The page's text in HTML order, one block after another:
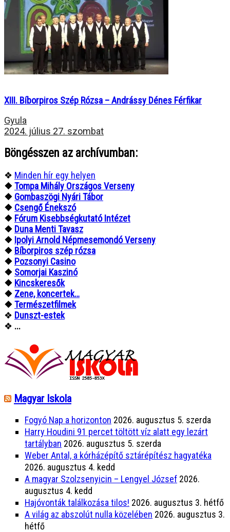
XIII. Bíborpiros Szép Rózsa – Andrássy Dénes Férfikar
Gyula
2024. július 27. szombat
Böngésszen az archívumban:
❖ Minden hír egy helyen
❖Tompa Mihály Országos Verseny
❖ Gombaszögi Nyári Tábor
❖ Csengő Énekszó
❖ Fórum Kisebbségkutató Intézet
❖ Duna Menti Tavasz
❖ Ipolyi Arnold Népmesemondó Verseny
❖ Bíborpiros szép rózsa
❖ Pozsonyi Casino
❖ Somorjai Kaszinó
❖ Kincskeresők
❖ Zene, koncertek…
❖Természetfilmek
❖ Dunszt-estek
❖ ...
Magyar Iskola
Fogyó Nap a horizonton 2026. augusztus 5. szerda
Harry Houdini 91 percet töltött víz alatt egy lezárt
tartályban 2026. augusztus 5. szerda
Weber Antal, a kórházépítő sztárépítész hagyatéka
2026. augusztus 4. kedd
A magyar Szolzsenyicin – Lengyel József 2026.
augusztus 4. kedd
Hajóvonták találkozása tilos! 2026. augusztus 3. hétfő
A világ az abszolút nulla közelében 2026. augusztus 3.
hétfő